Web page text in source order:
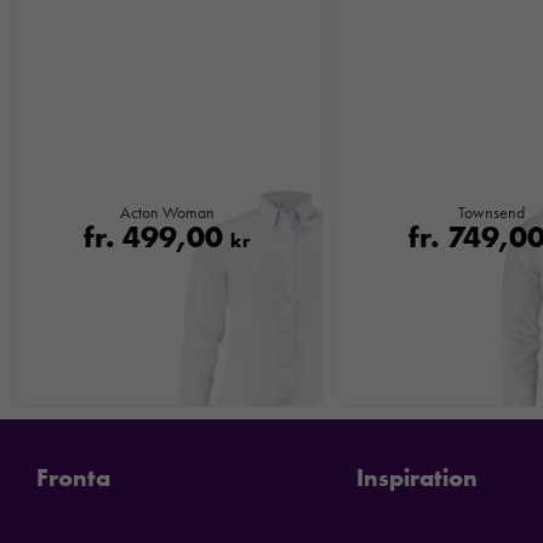
Acton Woman
fr.499,00 kr
Townsend
fr.
Fronta Inspiration